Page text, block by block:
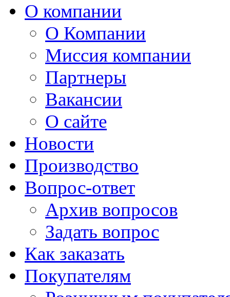
О компании
О Компании
Миссия компании
Партнеры
Вакансии
О сайте
Новости
Производство
Вопрос-ответ
Архив вопросов
Задать вопрос
Как заказать
Покупателям